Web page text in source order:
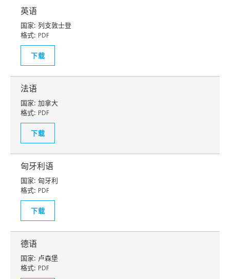
英语
国家: 列支敦士登
格式: PDF
下载
法语
国家: 加拿大
格式: PDF
下载
匈牙利语
国家: 匈牙利
格式: PDF
下载
德语
国家: 卢森堡
格式: PDF